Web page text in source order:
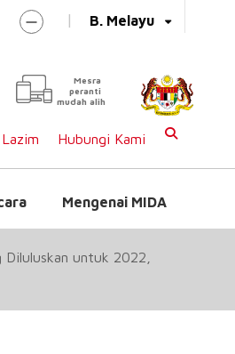
B. Melayu
|
Mesra
peranti
mudah alih
Hubungi Kami
Mengenai MIDA
Diluluskan untuk 2022,